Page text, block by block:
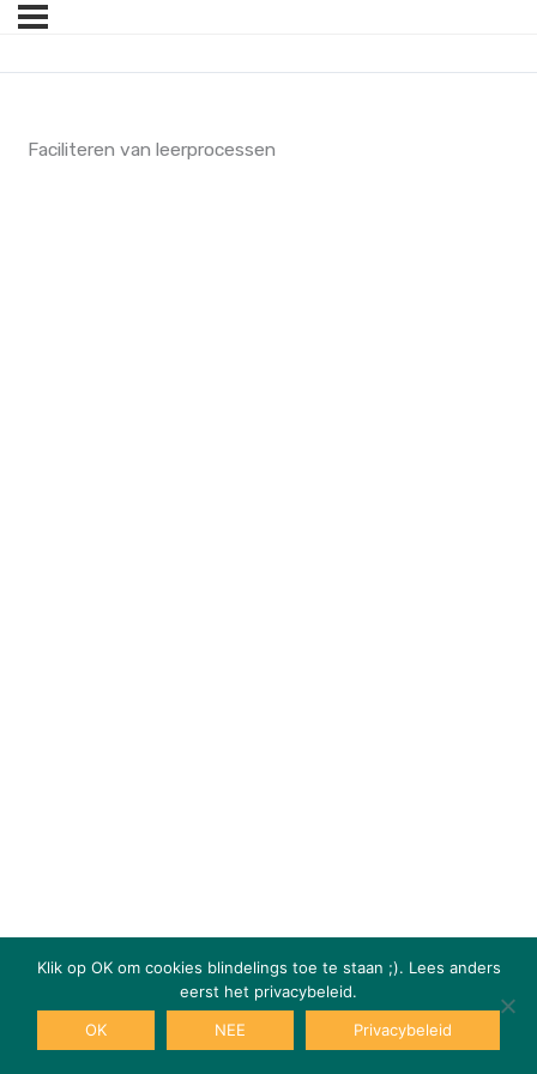
Faciliteren van leerprocessen
Klik op OK om cookies blindelings toe te staan ;). Lees anders
eerst het privacybeleid.
OK
NEE Privacybeleid